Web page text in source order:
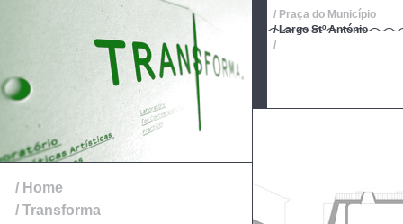
/ Home
/ Transforma
/ Praça do Município
/ Largo Stº António
/